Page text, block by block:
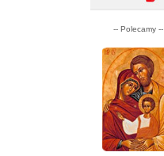
-- Polecamy --